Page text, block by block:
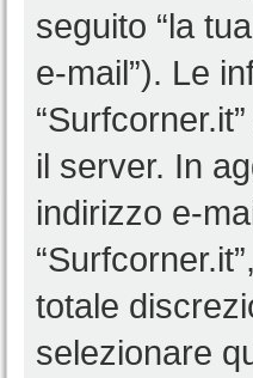
seguito “la
e-mail”). Le
il server. In
indirizzo e-
totale
selezionare